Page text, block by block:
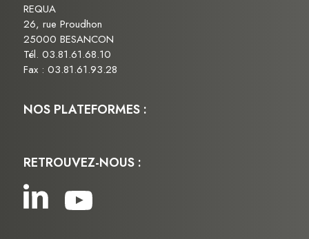
REQUA
26, rue Proudhon
25000 BESANCON
Tél. 03.81.61.68.10
Fax : 03.81.61.93.28
NOS PLATEFORMES :
RETROUVEZ-NOUS :